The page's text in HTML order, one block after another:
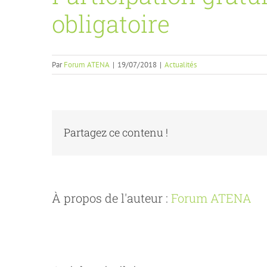
obligatoire
ParForum ATENA | 19/07/2018 | Actualités
Partagez ce contenu !
À propos de l'auteur : Forum ATENA